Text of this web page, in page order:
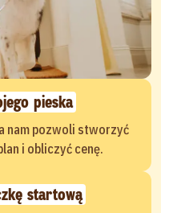
pieska
nam pozwoli stworzyć
i obliczyć cenę.
startową